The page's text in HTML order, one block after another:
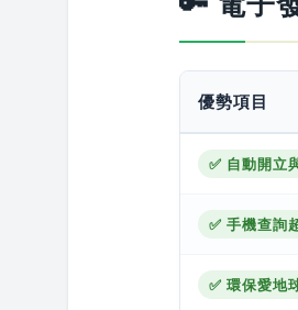
優勢項目
✅ 自動開立
✅ 手機查詢
✅ 環保愛地